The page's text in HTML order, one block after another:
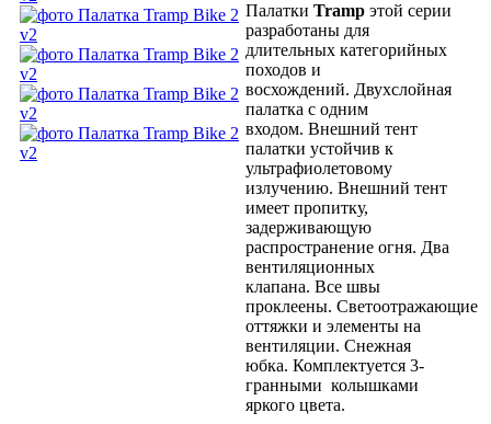
Палатки Tramp этой серии
разработаны для
длительных категорийных
походов и
восхождений. Двухслойная
палатка с одним
входом. Внешний тент
палатки устойчив к
ультрафиолетовому
излучению. Внешний тент
имеет пропитку,
задерживающую
распространение огня. Два
вентиляционных
клапана. Все швы
проклеены. Светоотражающие
оттяжки и элементы на
вентиляции. Снежная
юбка. Комплектуется 3-
гранными колышками
яркого цвета.